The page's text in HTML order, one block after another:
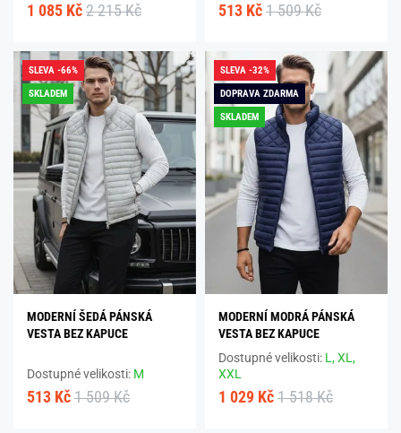
1 085 Kč 2 215 Kč 513 Kč 1 509 Kč
SLEVA -66%
SKLADEM
MODERNÍ ŠEDÁ PÁNSKÁ
VESTA BEZ KAPUCE
Dostupné velikosti: M
513 Kč 1 509 Kč
SLEVA -32%
DOPRAVA ZDARMA
SKLADEM
MODERNÍ MODRÁ PÁNSKÁ
VESTA BEZ KAPUCE
Dostupné velikosti: L,XL,
XXL
1 029 Kč 1 518 Kč